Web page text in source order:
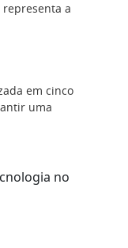
a
em cinco
uma
no